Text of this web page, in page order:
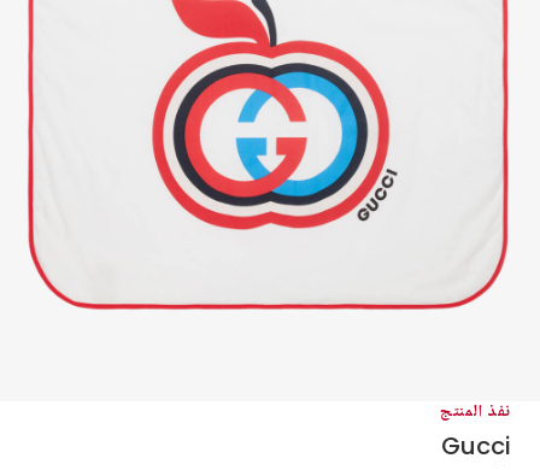
نفذ المنتج
Gucci